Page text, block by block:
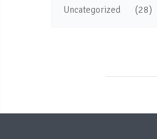
Uncategorized (28)